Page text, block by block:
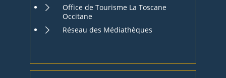
Office de Tourisme La Toscane
Occitane
Réseau des Médiathèques